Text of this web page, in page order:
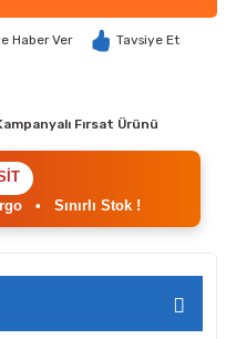
Haber Ver Tavsiye Et
Fırsat Ürünü
• Sınırlı Stok !